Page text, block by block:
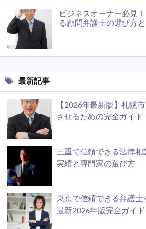
ビジネスオーナー必見
る顧問弁護士の選び方
最新記事
【2026年最新版】札幌
させるための完全ガイド
三重で信頼できる法律
実績と専門家の選び方
東京で信頼できる弁護士
最新2026年版完全ガイド